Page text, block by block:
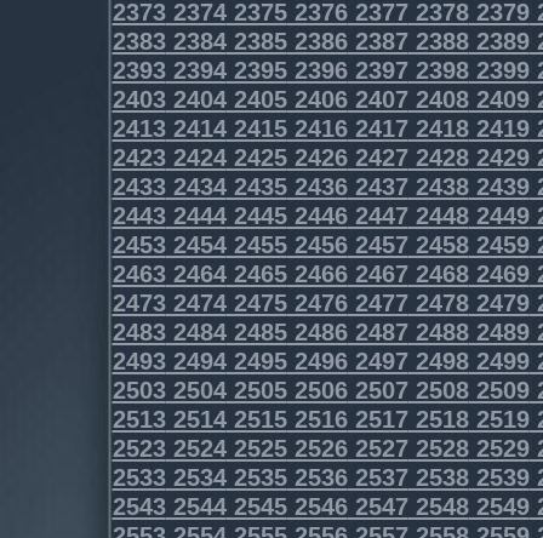
2373237423752376237723782379
2383238423852386238723882389
2393239423952396239723982399
2403240424052406240724082409
2413241424152416241724182419
2423242424252426242724282429
2433243424352436243724382439
2443244424452446244724482449
2453245424552456245724582459
2463246424652466246724682469
2473247424752476247724782479
2483248424852486248724882489
2493249424952496249724982499
2503250425052506250725082509
2513251425152516251725182519
2523252425252526252725282529
2533253425352536253725382539
2543254425452546254725482549